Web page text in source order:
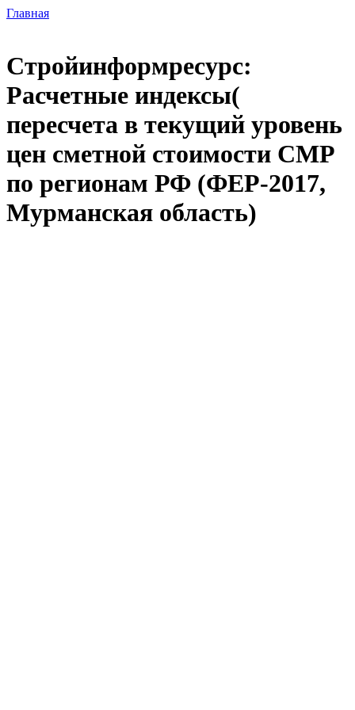
Главная
Стройинформресурс:
Расчетные индексы(
пересчета в текущий уровень
цен сметной стоимости СМР
по регионам РФ (ФЕР-2017,
Мурманская область)